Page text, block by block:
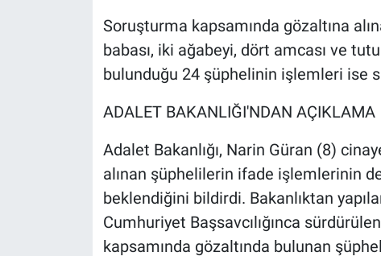
Soruşturma kapsamında gözaltına
babası, iki ağabeyi, dört amcası ve
bulunduğu 24 şüphelinin işlemleri ise
ADALET BAKANLIĞI'NDAN AÇIKLAMA
Adalet Bakanlığı, Narin Güran (8)
alınan şüphelilerin ifade işlemlerinin
beklendiğini bildirdi. Bakanlıktan
Cumhuriyet Başsavcılığınca
kapsamında gözaltında bulunan